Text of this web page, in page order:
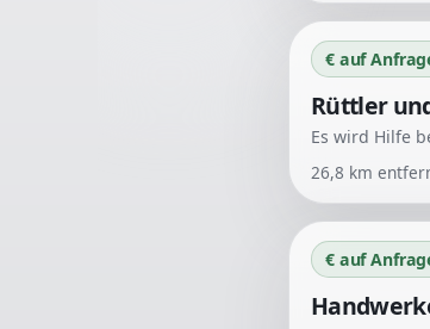
€ auf
Rüttler
26,8 km
€ auf